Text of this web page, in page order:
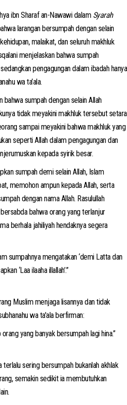
ibn Sharaf an-Nawawi dalam Syarah
larangan bersumpah dengan selain
malaikat, dan seluruh makhluk
menjelaskan bahwa sumpah
pengagungan dalam ibadah hanya
wa ta’ala.
bahwa sumpah dengan selain Allah
tidak meyakini makhluk tersebut setara
sampai meyakini bahwa makhluk yang
seperti Allah dalam pengagungan dan
kepada syirik besar.
sumpah demi selain Allah, Islam
memohon ampun kepada Allah, serta
dengan nama Allah. Rasulullah
bahwa orang yang terlanjur
berhala jahiliyah hendaknya segera
sumpahnya mengatakan ‘demi Latta dan
‘Laa ilaaha illallah’.”
Muslim menjaga lisannya dan tidak
wa ta'ala berfirman:
yang banyak bersumpah lagi hina.”
sering bersumpah bukanlah akhlak
semakin sedikit ia membutuhkan